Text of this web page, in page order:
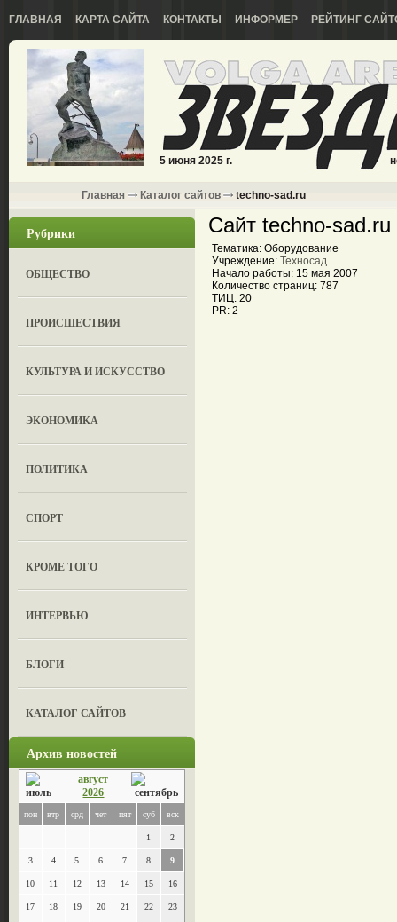
ГЛАВНАЯ КАРТА САЙТА КОНТАКТЫ ИНФОРМЕР РЕЙТИНГ
5 июня 2025 г.
Главная Каталог сайтов techno-sad.ru
Рубрики
ОБЩЕСТВО
ПРОИСШЕСТВИЯ
КУЛЬТУРА И ИСКУССТВО
ЭКОНОМИКА
ПОЛИТИКА
СПОРТ
КРОМЕ ТОГО
ИНТЕРВЬЮ
БЛОГИ
КАТАЛОГ САЙТОВ
Архив новостей
август
2026
пон втр срд чет пят суб вск
1 2
3 4 5 6 7 8 9
10 11 12 13 14 15 16
17 18 19 20 21 22 23
Сайт techno-sad.ru
Тематика: Оборудование
Учреждение: Техносад
Начало работы: 15 мая 2007
Количество страниц: 787
ТИЦ: 20
PR: 2